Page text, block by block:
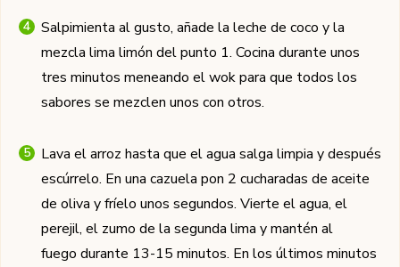
Salpimienta al gusto, añade la leche de coco y la
mezcla lima limón del punto 1. Cocina durante unos
tres minutos meneando el wok para que todos los
sabores se mezclen unos con otros.
Lava el arroz hasta que el agua salga limpia y después
escúrrelo. En una cazuela pon 2 cucharadas de aceite
de oliva y fríelo unos segundos. Vierte el agua, el
perejil, el zumo de la segunda lima y mantén al
fuego durante 13-15 minutos. En los últimos minutos